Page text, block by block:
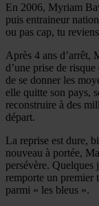
En 2006, Myriam
puis entraineur
ou pas cap, tu
Après 4 ans d’arrêt,
d’une prise de
de se donner les
elle quitte son pays,
reconstruire à des
départ.
La reprise est dure,
nouveau à portée,
persévère. Quelques
remporte un premier
parmi « les bleus ».